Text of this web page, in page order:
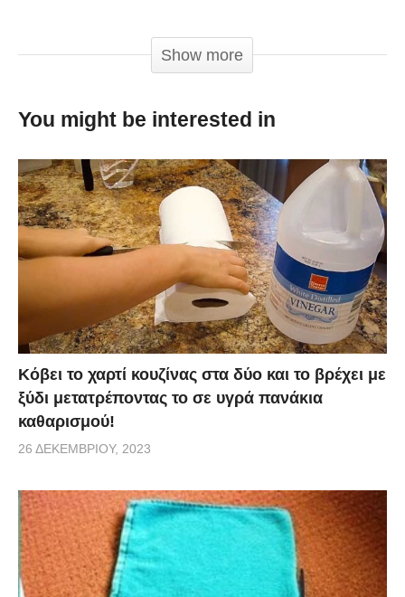
αντιμετωπίσετε το πρόβλημα με τα τρωκτικά, ίσως
έχουμε την απάντηση για εσάς. Μπορείτε να
περιστρέφεται κατά μήκος της κεντρικής ράβδου. Το
μήκος είναι ιδανικό για να χωρέσει σε ένα δοχείο 19
κιλών. Είναι κάτι που μπορείτε να φτιάξετε μόνοι σας
και θα χρειαστείτε 2-3 υλικά. Παρακολουθήστε το
βίντεο για να μάθετε πώς να φτιάξετε μια από αυτές
τις απλές, αλλά αποτελεσματικές ποντικοπαγίδα.
Show more
You might be interested in
Κόβει το χαρτί κουζίνας στα δύο και το βρέχει με
ξύδι μετατρέποντας το σε υγρά πανάκια
καθαρισμού!
26 ΔΕΚΕΜΒΡΊΟΥ, 2023